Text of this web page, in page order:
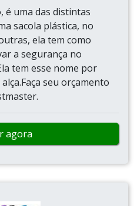
é uma das distintas
sacola plástica, no
ela tem como
a segurança no
tem esse nome por
seu orçamento
agora